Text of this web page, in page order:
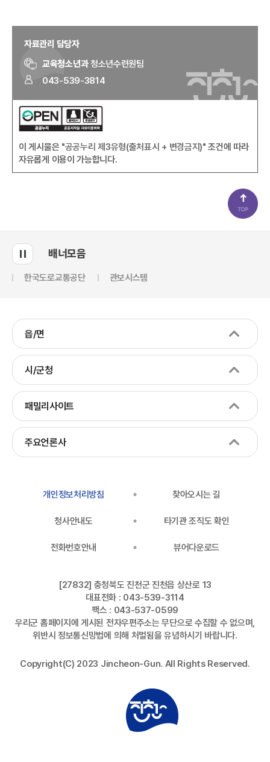
자료관리 담당자
교육청소년과 청소년수련원팀
043-539-3814
이 게시물은 "공공누리 제3유형(출처표시 + 변경금지)" 조건에 따라
자유롭게 이용이 가능합니다.
배너모음
한국도로교통공단 관보시스템
읍/면
시/군청
패밀리사이트
주요언론사
개인정보처리방침 찾아오시는 길
청사안내도 타기관 조직도 확인
전화번호안내 뷰어다운로드
[27832] 충청북도 진천군 진천읍 상산로 13
대표전화 : 043-539-3114
팩스 : 043-537-0599
우리군 홈페이지에 게시된 전자우편주소는 무단으로 수집할 수 없으며,
위반시 정보통신망법에 의해 처벌됨을 유념하시기 바랍니다.
Copyright(C) 2023 Jincheon-Gun. All Rights Reserved.